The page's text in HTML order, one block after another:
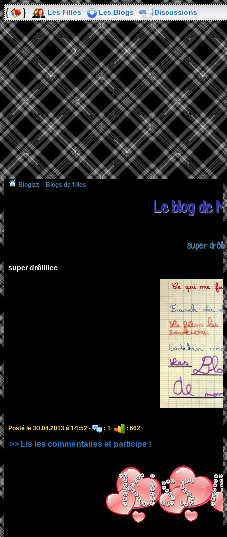
Les Filles Les Blogs Discussions
Blogizz » Blogs de filles
Le blog de
super
super drôllllee
Posté le 30.04.2013 à 14:52 - : 1 : 662
>> Lis les commentaires et participe !